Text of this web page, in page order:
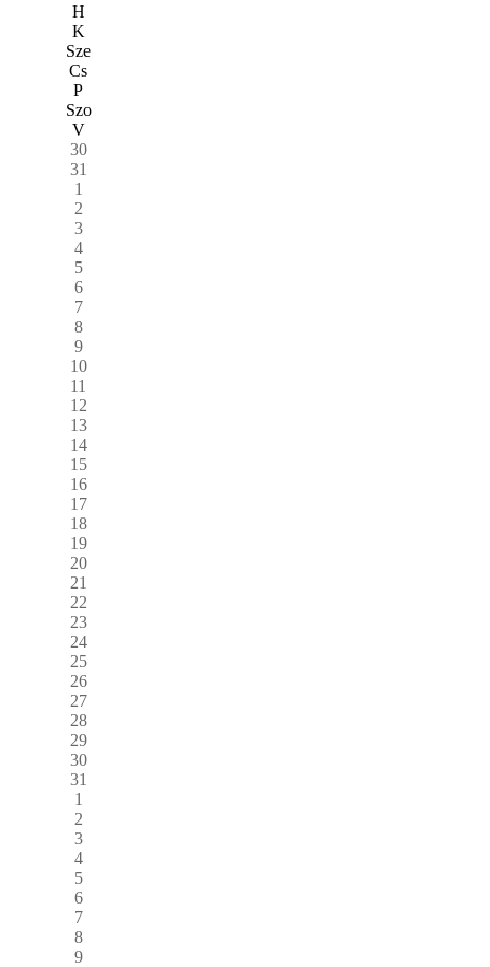
H
K
Sze
Cs
P
Szo
V
30
31
1
2
3
4
5
6
7
8
9
10
11
12
13
14
15
16
17
18
19
20
21
22
23
24
25
26
27
28
29
30
31
1
2
3
4
5
6
7
8
9